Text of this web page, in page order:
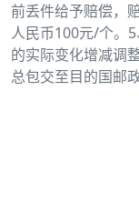
前丢件给予赔偿，
人民币100元/个。
的实际变化增减调
总包交至目的国邮